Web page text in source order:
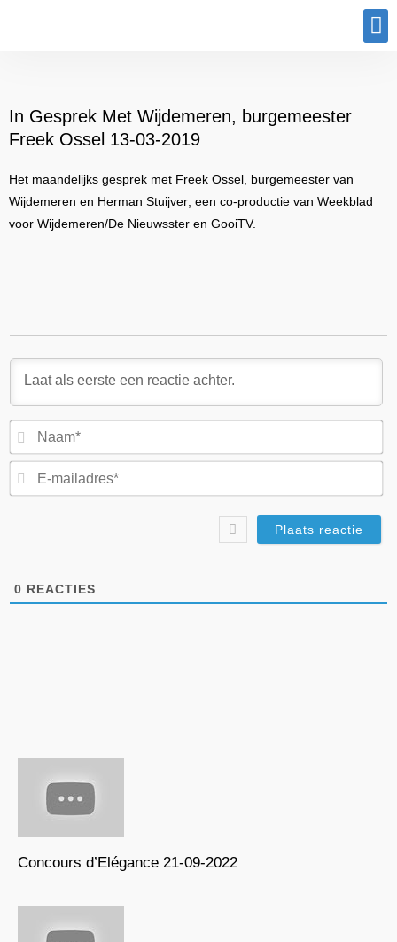
In Gesprek Met Wijdemeren, burgemeester
Freek Ossel 13-03-2019
Het maandelijks gesprek met Freek Ossel, burgemeester van
Wijdemeren en Herman Stuijver; een co-productie van Weekblad
voor Wijdemeren/De Nieuwsster en GooiTV.
0 REACTIES
Concours d’Elégance 21-09-2022